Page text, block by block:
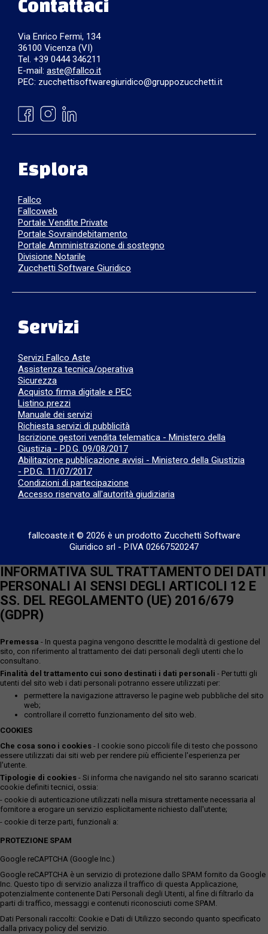
Contattaci
Via Enrico Fermi, 134
36100 Vicenza (VI)
Tel. +39 0444 346211
E-mail: aste@fallco.it
PEC: zucchettisoftwaregiuridico@gruppozucchetti.it
Esplora
Fallco
Fallcoweb
Portale Vendite Private
Portale Sovraindebitamento
Portale Amministrazione di sostegno
Divisione Notarile
Zucchetti Software Giuridico
Servizi
Servizi Fallco Aste
Assistenza tecnica/operativa
Sicurezza
Acquisto firma digitale e PEC
Listino prezzi
Manuale dei servizi
Richiesta servizi di pubblicità
Iscrizione gestori vendita telematica - Ministero della
Giustizia - P.D.G. 09/08/2017
Abilitazione pubblicazione avvisi - Ministero della Giustizia
- P.D.G. 11/07/2017
Condizioni di partecipazione
Accesso riservato all'autorità giudiziaria
fallcoaste.it © 2026 è un prodotto Zucchetti Software
Giuridico srl - P.IVA 02667520247
INFORMATIVA SUL TRATTAMENTO DEI DATI
PERSONALI AI SENSI DEGLI ARTICOLI 12 E
SS. DEL REGOLAMENTO (UE) 2016/679
(GDPR)
Premessa - In questa pagina vengono descritte le modalità di gestione del
sito, con riferimento al trattamento dei dati personali degli utenti che lo
consultano.
Finalità del trattamento cui sono destinati i dati personali - Per tutti gli
utenti del sito web i dati personali potranno essere utilizzati per:
permettere la navigazione attraverso le pagine web pubbliche del sito
web;
controllare il corretto funzionamento del sito web.
COOKIES
Che cosa sono i cookies - I cookie sono piccoli file di testo che possono
essere utilizzati dai siti web per rendere più efficiente l'esperienza per
l'utente.
Tipologie di cookies - Si informa che navigando nel sito saranno scaricati
cookie definiti tecnici, ossia:
- cookie di autenticazione utilizzati nella misura strettamente necessaria al
fornitore a erogare un servizio esplicitamente richiesto dall'utente;
- cookie di terze parti, funzionali a:
PROTEZIONE SPAM
Google reCAPTCHA (Google Inc.)
Google reCAPTCHA è un servizio di protezione dallo SPAM fornito da Google
Inc. Questo tipo di servizio analizza il traffico di questa Applicazione,
potenzialmente contenente Dati Personali degli Utenti, al fine di filtrarlo da
parti di traffico, messaggi e contenuti riconosciuti come SPAM.
Dati Personali raccolti: Cookie e Dati di Utilizzo secondo quanto specificato
dalla privacy policy del servizio.